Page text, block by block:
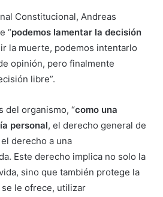
Constitucional, Andreas
“podemos lamentar la decisión
la muerte, podemos intentarlo
opinión, pero finalmente
libre”.
del organismo, “como una
personal, el derecho general de
derecho a una
Este derecho implica no solo la
sino que también protege la
le ofrece, utilizar